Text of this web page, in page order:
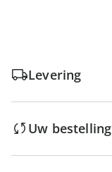
Levering
Uw bestelling